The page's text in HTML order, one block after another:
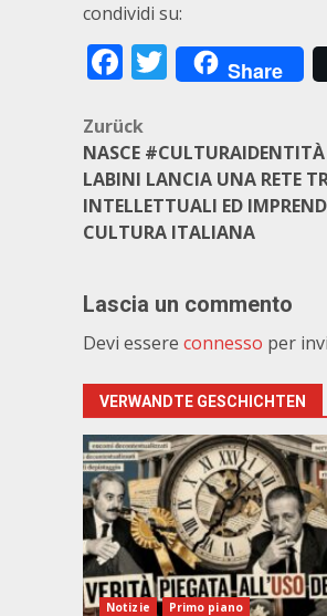
condividi su:
Facebook
Twitter
Share
Zurück
NASCE #CULTURAIDENTITÀ
LABINI LANCIA UNA RETE
INTELLETTUALI ED
CULTURA ITALIANA
Lascia un commento
Devi essere connesso per
VERWANDTE GESCHICHTEN
Notizie Primo piano